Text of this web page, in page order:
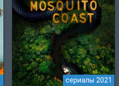
сериалы 2021